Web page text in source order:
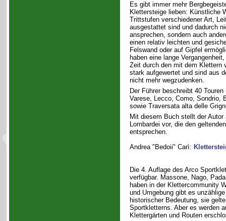
Es gibt immer mehr
Klettersteige lieben: Künstliche
Trittstufen verschiedener Art,
ausgestattet sind und dadurch
ansprechen, sondern auch
einen relativ leichten und
Felswand oder auf Gipfel
haben eine lange
Zeit durch den mit dem Klettern
stark aufgewertet und sind aus
nicht mehr wegzudenken.
Der Führer beschreibt 40
Varese, Lecco, Como, Sondrio,
sowie Traversata alta delle
Mit diesem Buch stellt der Autor
Lombardei vor, die den
entsprechen.
Andrea "Bedoii" Carì:
Die 4. Auflage des Arco
verfügbar. Massone, Nago,
haben in der Klettercommunity
und Umgebung gibt es
historischer Bedeutung, sie
Sportkletterns. Aber es werden
Klettergärten und Routen